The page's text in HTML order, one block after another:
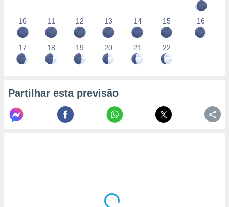
10 11 12 13 14 15 16
17 18 19 20 21 22
Partilhar esta previsão